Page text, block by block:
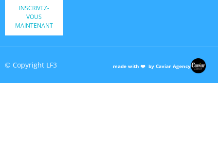
INSCRIVEZ-
VOUS
MAINTENANT
© Copyright LF3 made with ❤️ by Caviar Agency